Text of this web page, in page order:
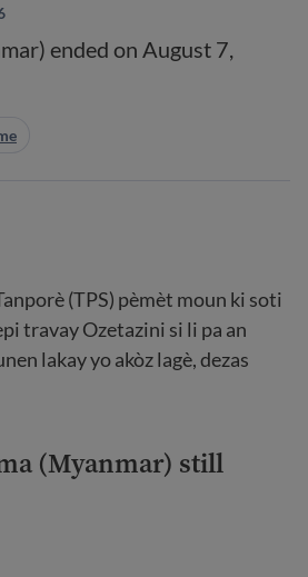
ended on August 7,
(TPS) pèmèt moun ki soti
travay Ozetazini si li pa an
lakay yo akòz lagè, dezas
(Myanmar) still